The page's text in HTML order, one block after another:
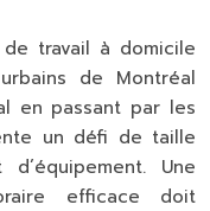
travail à domicile
de Montréal
en passant par les
un défi de taille
Une
efficace doit